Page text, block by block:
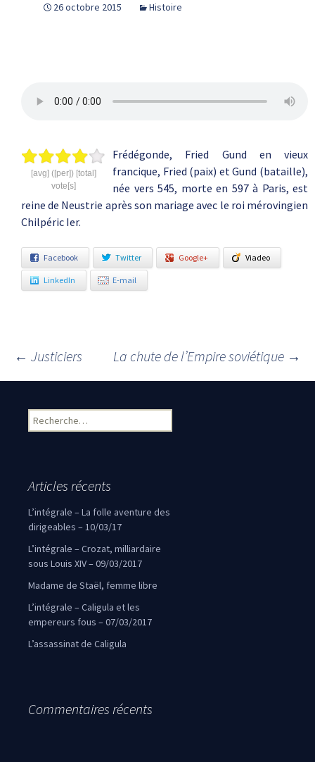
26 octobre 2015 Histoire
[avg] ([per]) [total]
vote[s]
Frédégonde, Fried Gund en vieux
francique, Fried (paix) et Gund (bataille),
née vers 545, morte en 597 à Paris, est
reine de Neustrie après son mariage avec le roi mérovingien
Chilpéric Ier.
Facebook Twitter Google+ Viadeo
LinkedIn E-mail
Navigation des articles
← Justiciers La chute de l’Empire soviétique →
Rechercher :
Articles récents
L’intégrale – La folle aventure des
dirigeables – 10/03/17
L’intégrale – Crozat, milliardaire
sous Louis XIV – 09/03/2017
Madame de Staël, femme libre
L’intégrale – Caligula et les
empereurs fous – 07/03/2017
L’assassinat de Caligula
Commentaires récents